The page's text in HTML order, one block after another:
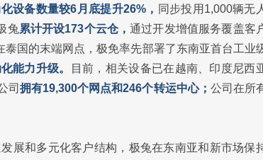
设备数量较6月底提升26%， 同步投用1,000辆无
兔累计开设173个云仓，通过开发增值服务覆盖客
国的末端网点，极免率先部署了东南亚首台工业
能力升级。
目前，相关设备已在越南、印度尼西
司拥有19,300个网点和246个转运中心； 公司在所
展和多元化客户结构，极兔在东南亚和新市场保